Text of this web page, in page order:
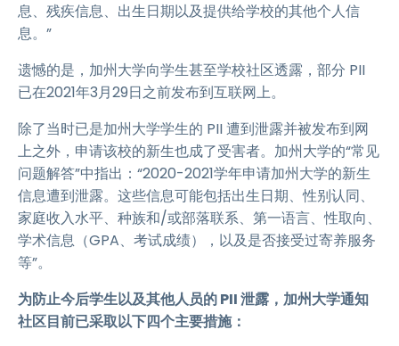
息、残疾信息、出生日期以及提供给学校的其他个人信
息。”
遗憾的是，加州大学向学生甚至学校社区透露，部分 PII
已在2021年3月29日之前发布到互联网上。
除了当时已是加州大学学生的 PII 遭到泄露并被发布到网
上之外，申请该校的新生也成了受害者。加州大学的“常见
问题解答”中指出：“2020-2021学年申请加州大学的新生
信息遭到泄露。这些信息可能包括出生日期、性别认同、
家庭收入水平、种族和/或部落联系、第一语言、性取向、
学术信息（GPA、考试成绩），以及是否接受过寄养服务
等”。
为防止今后学生以及其他人员的 PII 泄露，加州大学通知
社区目前已采取以下四个主要措施：